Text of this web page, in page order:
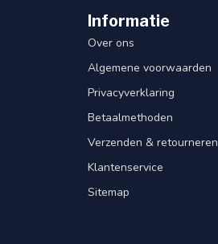
Informatie
Over ons
Algemene voorwaarden
Privacyverklaring
Betaalmethoden
Verzenden & retourneren
Klantenservice
Sitemap